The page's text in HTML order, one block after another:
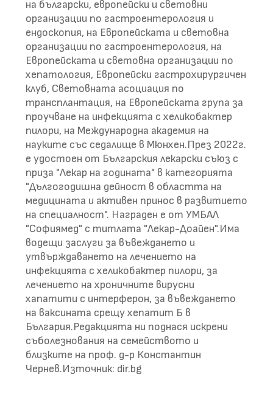
на български, европейски и световни
организации по гастроентерология и
ендоскопия, на Европейската и световна
организации по гастроентерология, на
Европейската и световна организации по
хепатология, Европейски гастрохирургичен
клуб, Световната асоциация по
трансплантация, на Европейската група за
проучване на инфекцията с хеликобактер
пилори, на Международна академия на
науките със седалище в Мюнхен.През 2022г.
е удостоен от Българския лекарски съюз с
приза "Лекар на годината" в категорията
"Дългогодишна дейност в областта на
медицината и активен принос в развитието
на специалност". Награден е от УМБАЛ
"Софиямед" с титлата "Лекар-Доайен".Има
водещи заслуги за въвеждането и
утвърждаването на лечението на
инфекцията с хеликобактер пилори, за
лечението на хрoничните вирусни
хапатити с интерферон, за въвеждането
на ваксината срещу хепатит Б в
България.Редакцията ни поднася искрени
съболезнования на семейството и
близките на проф. д-р Константин
Чернев.Източник: dir.bg